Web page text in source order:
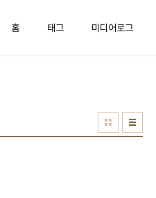
홈 태그 미디어로그